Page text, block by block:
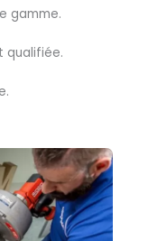
gamme.
qualifiée.